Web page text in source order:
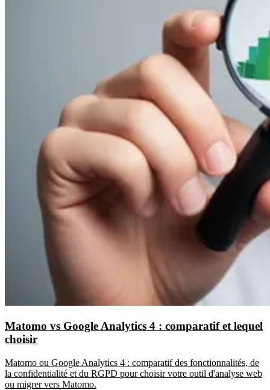
Matomo vs Google Analytics 4 : comparatif et lequel
choisir
Matomo ou Google Analytics 4 : comparatif des fonctionnalités, de
la confidentialité et du RGPD pour choisir votre outil d'analyse web
ou migrer vers Matomo.